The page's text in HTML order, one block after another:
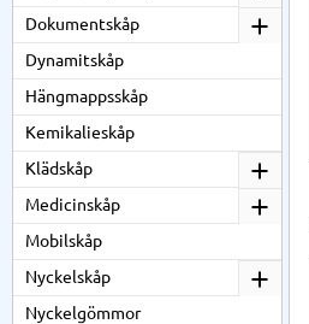
Dokumentskåp
Dynamitskåp
Hängmappsskåp
Kemikalieskåp
Klädskåp
Medicinskåp
Mobilskåp
Nyckelskåp
Nyckelgömmor